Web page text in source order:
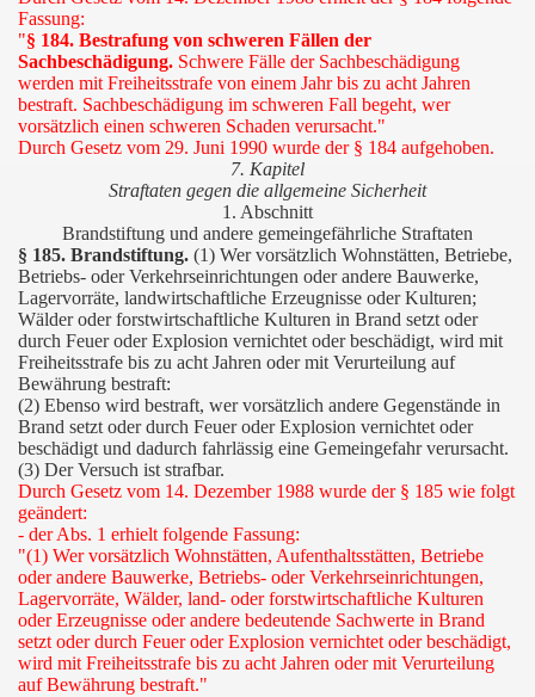
Fassung:
"§ 184. Bestrafung von schweren Fällen der
Sachbeschädigung. Schwere Fälle der Sachbeschädigung
werden mit Freiheitsstrafe von einem Jahr bis zu acht Jahren
bestraft. Sachbeschädigung im schweren Fall begeht, wer
vorsätzlich einen schweren Schaden verursacht."
Durch Gesetz vom 29. Juni 1990 wurde der § 184 aufgehoben.
7. Kapitel
Straftaten gegen die allgemeine Sicherheit
1. Abschnitt
Brandstiftung und andere gemeingefährliche Straftaten
§ 185. Brandstiftung. (1) Wer vorsätzlich Wohnstätten, Betriebe,
Betriebs- oder Verkehrseinrichtungen oder andere Bauwerke,
Lagervorräte, landwirtschaftliche Erzeugnisse oder Kulturen;
Wälder oder forstwirtschaftliche Kulturen in Brand setzt oder
durch Feuer oder Explosion vernichtet oder beschädigt, wird mit
Freiheitsstrafe bis zu acht Jahren oder mit Verurteilung auf
Bewährung bestraft:
(2) Ebenso wird bestraft, wer vorsätzlich andere Gegenstände in
Brand setzt oder durch Feuer oder Explosion vernichtet oder
beschädigt und dadurch fahrlässig eine Gemeingefahr verursacht.
(3) Der Versuch ist strafbar.
Durch Gesetz vom 14. Dezember 1988 wurde der § 185 wie folgt
geändert:
- der Abs. 1 erhielt folgende Fassung:
"(1) Wer vorsätzlich Wohnstätten, Aufenthaltsstätten, Betriebe
oder andere Bauwerke, Betriebs- oder Verkehrseinrichtungen,
Lagervorräte, Wälder, land- oder forstwirtschaftliche Kulturen
oder Erzeugnisse oder andere bedeutende Sachwerte in Brand
setzt oder durch Feuer oder Explosion vernichtet oder beschädigt,
wird mit Freiheitsstrafe bis zu acht Jahren oder mit Verurteilung
auf Bewährung bestraft."